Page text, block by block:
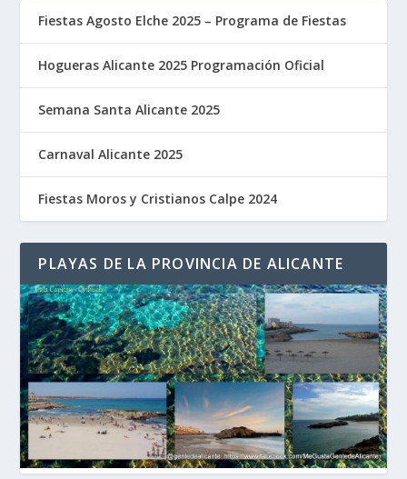
Fiestas Agosto Elche 2025 – Programa de Fiestas
Hogueras Alicante 2025 Programación Oficial
Semana Santa Alicante 2025
Carnaval Alicante 2025
Fiestas Moros y Cristianos Calpe 2024
PLAYAS DE LA PROVINCIA DE ALICANTE